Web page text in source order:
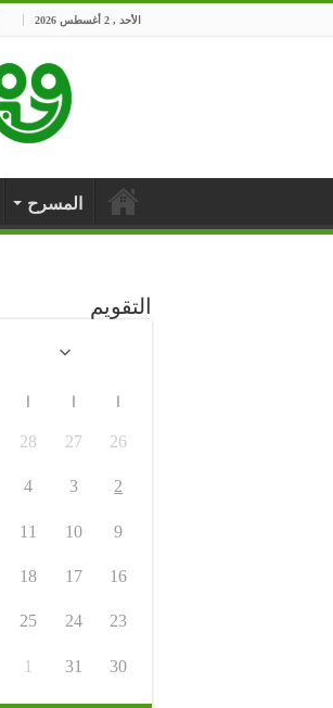
الأحد , 2 أغسطس 2026
المسرح
التقويم
26
27
28
2
3
4
9
10
11
16
17
18
23
24
25
30
31
1